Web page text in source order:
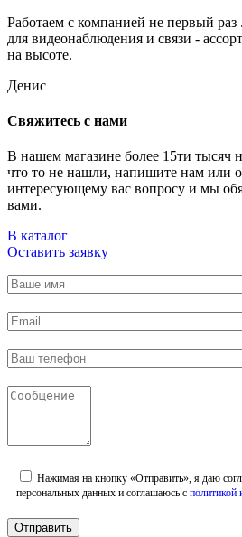
Работаем с компанией не первый раз
для видеонаблюдения и связи -
на высоте.
Денис
Свяжитесь с нами
В нашем магазине более 15ти тысяч
что то не нашли, напишите нам или
интересующему вас вопросу и мы
вами.
В каталог
Оставить заявку
Нажимая на кнопку «Отправить», я даю
персональных данных и соглашаюсь с политикой